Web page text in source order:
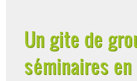
Un gite de
séminaires